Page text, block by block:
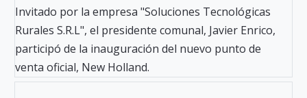
Invitado por la empresa "Soluciones Tecnológicas
Rurales S.R.L", el presidente comunal, Javier Enrico,
participó de la inauguración del nuevo punto de
venta oficial, New Holland.